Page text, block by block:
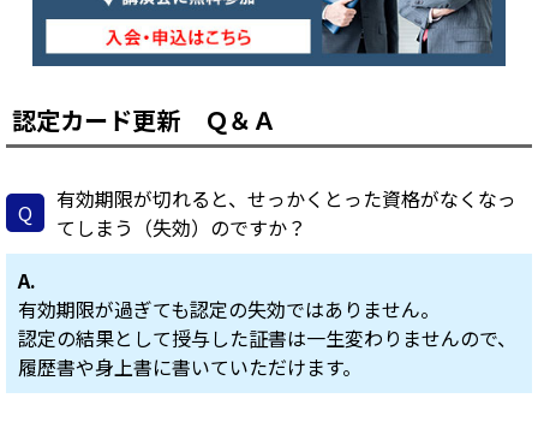
認定カード更新 Ｑ＆Ａ
Q
有効期限が切れると、せっかくとった資格がなくなっ
てしまう（失効）のですか？
A.
有効期限が過ぎても認定の失効ではありません。
認定の結果として授与した証書は一生変わりませんので、
履歴書や身上書に書いていただけます。